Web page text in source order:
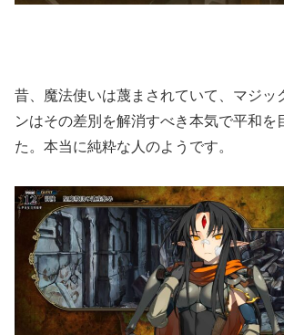
昔、魔法使いは蔑まされていて、マジッ
ンはその差別を解消すべき本気で平和を
た。本当に純粋な人のようです。